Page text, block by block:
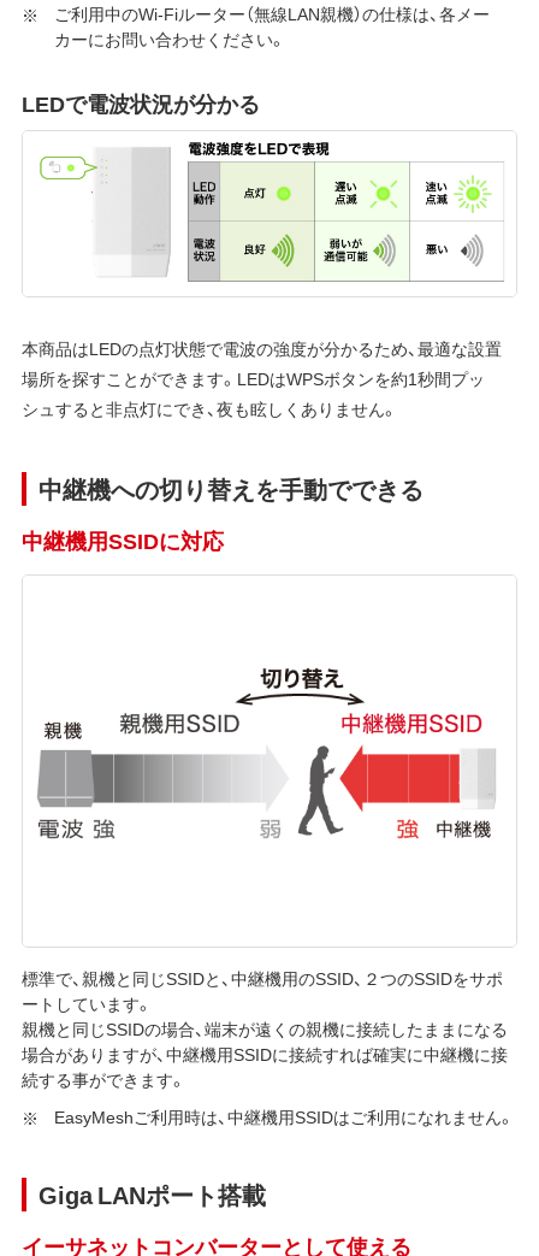
ご利用中のWi-Fiルーター（無線LAN親機）の仕様は、各メー
カーにお問い合わせください。
LEDで電波状況が分かる
本商品はLEDの点灯状態で電波の強度が分かるため、最適な設置
場所を探すことができます。LEDはWPSボタンを約1秒間プッ
シュすると非点灯にでき、夜も眩しくありません。
中継機への切り替えを手動でできる
中継機用SSIDに対応
標準で、親機と同じSSIDと、中継機用のSSID、２つのSSIDをサポ
ートしています。
親機と同じSSIDの場合、端末が遠くの親機に接続したままになる
場合がありますが、中継機用SSIDに接続すれば確実に中継機に接
続する事ができます。
EasyMeshご利用時は、中継機用SSIDはご利用になれません。
Giga LANポート搭載
イーサネットコンバーターとして使える